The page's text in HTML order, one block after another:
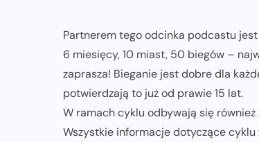
Partnerem tego odcinka podcastu jest
6 miesięcy, 10 miast, 50 biegów –
zaprasza! Bieganie jest dobre dla
potwierdzają to już od prawie 15 lat.
W ramach cyklu odbywają się również
Wszystkie informacje dotyczące